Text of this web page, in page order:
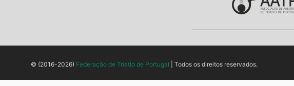
© (2016-2026) Federação de Triatlo de Portugal | Todos os direitos reservados.